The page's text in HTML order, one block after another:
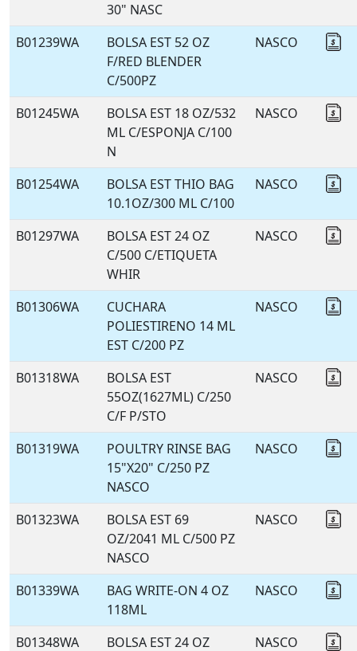
30" NASC
B01239WA
BOLSA EST 52 OZ
F/RED BLENDER
C/500PZ
NASCO
B01245WA
BOLSA EST 18 OZ/532
ML C/ESPONJA C/100
N
NASCO
B01254WA
BOLSA EST THIO BAG
10.1OZ/300 ML C/100
NASCO
B01297WA
BOLSA EST 24 OZ
C/500 C/ETIQUETA
WHIR
NASCO
B01306WA
CUCHARA
POLIESTIRENO 14 ML
EST C/200 PZ
NASCO
B01318WA
BOLSA EST
55OZ(1627ML) C/250
C/F P/STO
NASCO
B01319WA
POULTRY RINSE BAG
15"X20" C/250 PZ
NASCO
NASCO
B01323WA
BOLSA EST 69
OZ/2041 ML C/500 PZ
NASCO
NASCO
B01339WA
BAG WRITE-ON 4 OZ
118ML
NASCO
B01348WA BOLSA EST 24 OZ NASCO